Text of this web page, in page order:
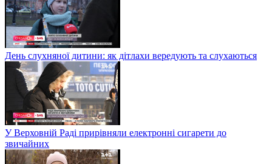
День слухняної дитини: як дітлахи вередують та слухаються
У Верховній Раді прирівняли електронні сигарети до
звичайних